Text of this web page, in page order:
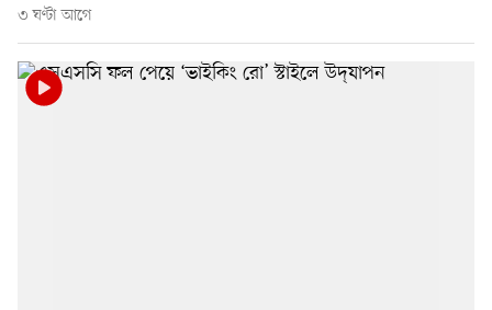
৩ ঘণ্টা আগে